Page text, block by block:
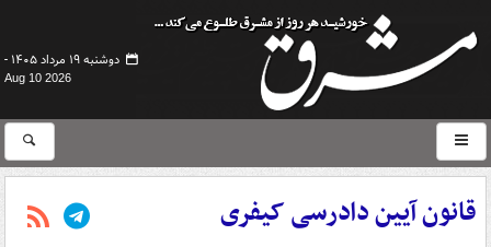
دوشنبه ۱۹ مرداد ۱۴۰۵ -
Aug 10 2026
قانون آیین دادرسی کیفری